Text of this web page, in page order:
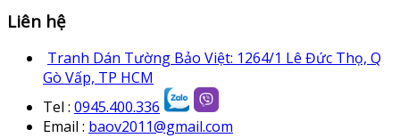
Liên hệ
Tranh Dán Tường Bảo Việt: 1264/1 Lê Đức Thọ, Q
Gò Vấp, TP HCM
Tel : 0945.400.336
Email : baov2011@gmail.com